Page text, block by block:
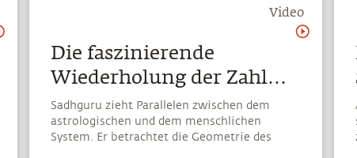
Video
Die faszinierende
Wiederholung der Zahl
108 in deinem Leben
Sadhguru zieht Parallelen zwischen dem
astrologischen und dem menschlichen
System. Er betrachtet die Geometrie des